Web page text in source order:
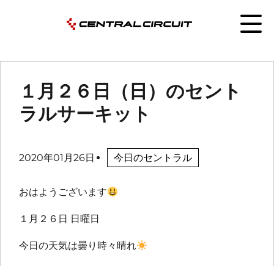
１月２６日（日）のセント
ラルサーキット
2020年01月26日 今日のセントラル
おはようございます
１月２６日 日曜日
今日の天気は曇り時々晴れ